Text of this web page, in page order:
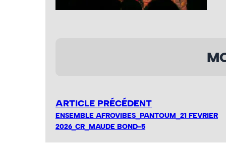
ARTICLE PRÉCÉDENT
ENSEMBLE AFROVIBES_PANTOUM_21 FEVRIER
2026_CR_MAUDE BOND-5